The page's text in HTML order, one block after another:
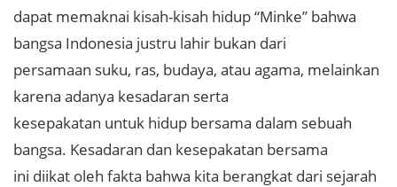
dapat memaknai kisah-kisah hidup “Minke” bahwa
bangsa Indonesia justru lahir bukan dari
persamaan suku, ras, budaya, atau agama, melainkan
karena adanya kesadaran serta
kesepakatan untuk hidup bersama dalam sebuah
bangsa. Kesadaran dan kesepakatan bersama
ini diikat oleh fakta bahwa kita berangkat dari sejarah